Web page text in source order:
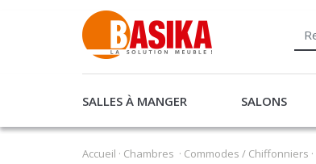
SALLES À MANGER SALONS
Accueil · Chambres · Commodes / Chiffonniers ·